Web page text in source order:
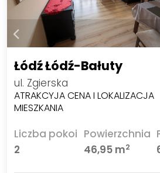
Łódź Łódź-Bałuty
ul. Zgierska
ATRAKCYJA CENA I LOKALIZACJA
MIESZKANIA
Liczba pokoi
2
Powierzchnia
46,95 m2